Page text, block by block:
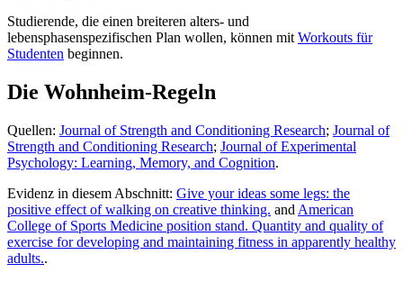
Studierende, die einen breiteren alters- und
lebensphasenspezifischen Plan wollen, können mit Workouts für
Studenten beginnen.
Die Wohnheim-Regeln
Quellen: Journal of Strength and Conditioning Research; Journal of
Strength and Conditioning Research; Journal of Experimental
Psychology: Learning, Memory, and Cognition.
Evidenz in diesem Abschnitt: Give your ideas some legs: the
positive effect of walking on creative thinking. and American
College of Sports Medicine position stand. Quantity and quality of
exercise for developing and maintaining fitness in apparently healthy
adults..